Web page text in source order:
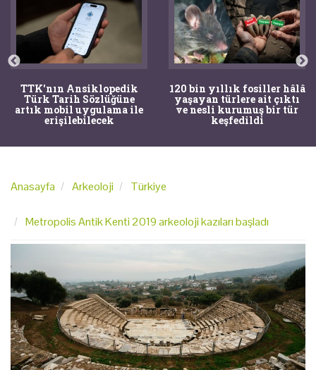
TTK'nın Ansiklopedik
Türk Tarih Sözlüğüne
artık mobil uygulama ile
erişilebilecek
120 bin yıllık fosiller hâlâ
yaşayan türlere ait çıktı
ve nesli kurumuş bir tür
keşfedildi
Anasayfa Arkeoloji Türkiye
Metropolis Antik Kenti 2019 arkeoloji kazıları başladı